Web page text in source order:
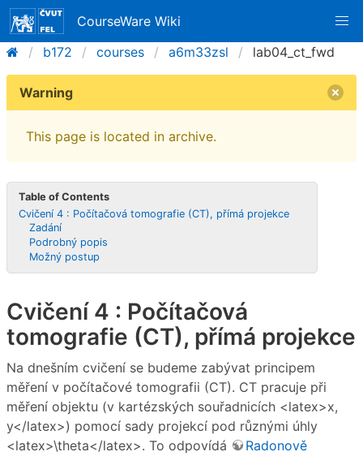
CourseWare Wiki
b172
courses a6m33zsl lab04_ct_fwd
Warning
This page is located in archive.
Table of Contents
Cvičení 4 : Počítačová tomografie (CT), přímá projekce
Zadání
Podrobný popis
Možný postup
Cvičení 4 : Počítačová
tomografie (CT), přímá projekce
Na dnešním cvičení se budeme zabývat principem
měření v počítačové tomografii (CT). CT pracuje při
měření objektu (v kartézských souřadnicích <latex>x,
y</latex>) pomocí sady projekcí pod různými úhly
<latex>\theta</latex>. To odpovídá
Radonově